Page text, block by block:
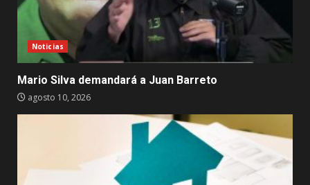
Noticias
Mario Silva demandará a Juan Barreto
agosto 10, 2026